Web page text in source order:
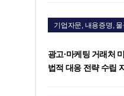
광고·마케팅 거래처
법적 대응 전략 수립